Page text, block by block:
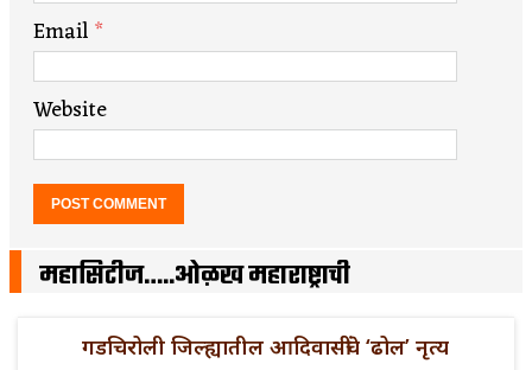
Email*
Website
महासिटीज…..ओळख महाराष्ट्राची
गडचिरोली जिल्ह्यातील आदिवासींचे ‘ढोल’ नृत्य